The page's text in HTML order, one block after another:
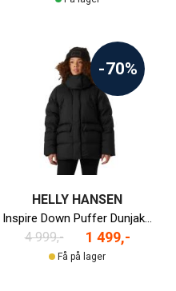
-70%
HELLY HANSEN
Inspire Down Puffer Dunjakke Dame
4 999,- 1 499,-
Få på lager